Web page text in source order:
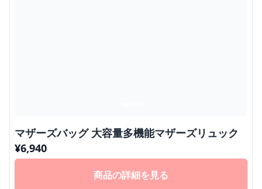
マザーズバッグ 大容量多機能マザーズリュック
¥6,940
商品の詳細を見る